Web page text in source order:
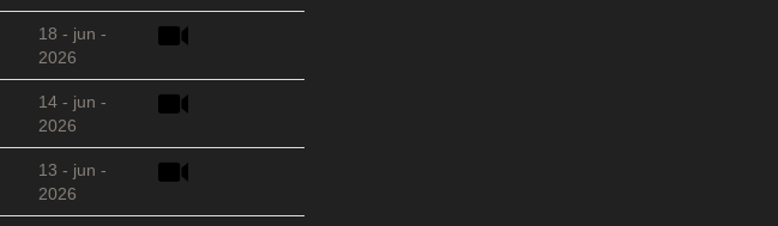
18 - jun -
2026
14 - jun -
2026
13 - jun -
2026